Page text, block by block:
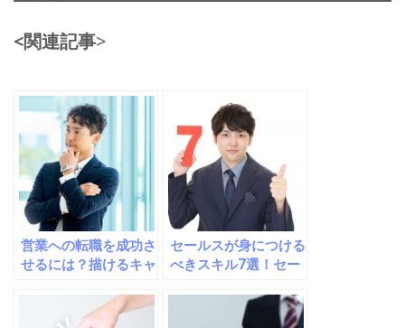
<関連記事>
営業への転職を成功さ
せるには？描けるキャ
セールスが身につける
べきスキル7選！セー
についても解説。